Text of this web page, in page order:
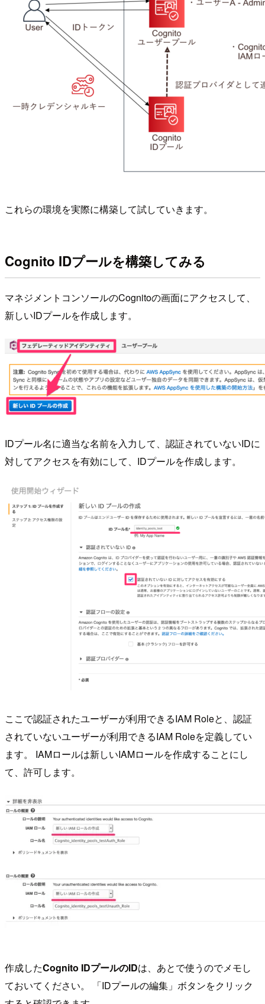
これらの環境を実際に構築して試していきます。
Cognito IDプールを構築してみる
マネジメントコンソールのCognitoの画面にアクセスして、
新しいIDプールを作成します。
IDプール名に適当な名前を入力して、認証されていないIDに
対してアクセスを有効にして、IDプールを作成します。
ここで認証されたユーザーが利用できるIAM Roleと、認証
されていないユーザーが利用できるIAM Roleを定義してい
ます。 IAMロールは新しいIAMロールを作成することにし
て、許可します。
作成したCognito IDプールのIDは、あとで使うのでメモし
ておいてください。 「IDプールの編集」ボタンをクリック